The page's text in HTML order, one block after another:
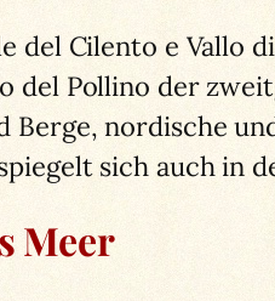
del Cilento e Vallo
del Pollino der
Berge, nordische
sich auch in
Meer